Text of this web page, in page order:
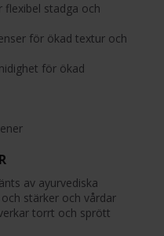
stadga och
för ökad textur och
för ökad
av ayurvediska
stärker och vårdar
torrt och sprött